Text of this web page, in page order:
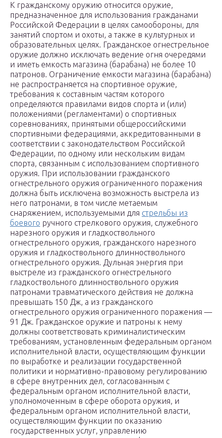
К гражданскому оружию относится оружие,
предназначенное для использования гражданами
Российской Федерации в целях самообороны, для
занятий спортом и охоты, а также в культурных и
образовательных целях. Гражданское огнестрельное
оружие должно исключать ведение огня очередями
и иметь емкость магазина (барабана) не более 10
патронов. Ограничение емкости магазина (барабана)
не распространяется на спортивное оружие,
требования к составным частям которого
определяются правилами видов спорта и (или)
положениями (регламентами) о спортивных
соревнованиях, принятыми общероссийскими
спортивными федерациями, аккредитованными в
соответствии с законодательством Российской
Федерации, по одному или нескольким видам
спорта, связанным с использованием спортивного
оружия. При использовании гражданского
огнестрельного оружия ограниченного поражения
должна быть исключена возможность выстрела из
него патронами, в том числе метаемым
снаряжением, используемыми для стрельбы из
боевого ручного стрелкового оружия, служебного
нарезного оружия и гладкоствольного
огнестрельного оружия, гражданского нарезного
оружия и гладкоствольного длинноствольного
огнестрельного оружия. Дульная энергия при
выстреле из гражданского огнестрельного
гладкоствольного длинноствольного оружия
патронами травматического действия не должна
превышать 150 Дж, а из гражданского
огнестрельного оружия ограниченного поражения —
91 Дж. Гражданское оружие и патроны к нему
должны соответствовать криминалистическим
требованиям, установленным федеральным органом
исполнительной власти, осуществляющим функции
по выработке и реализации государственной
политики и нормативно-правовому регулированию
в сфере внутренних дел, согласованным с
федеральным органом исполнительной власти,
уполномоченным в сфере оборота оружия, и
федеральным органом исполнительной власти,
осуществляющим функции по оказанию
государственных услуг, управлению